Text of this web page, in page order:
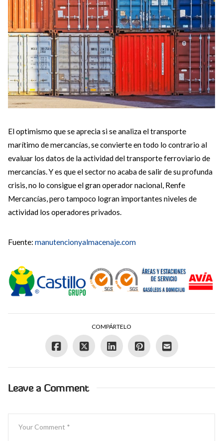
El optimismo que se aprecia si se analiza el transporte
marítimo de mercancías, se convierte en todo lo contrario al
evaluar los datos de la actividad del transporte ferroviario de
mercancías. Y es que el sector no acaba de salir de su profunda
crisis, no lo consigue el gran operador nacional, Renfe
Mercancías, pero tampoco logran importantes niveles de
actividad los operadores privados.
Fuente: manutencionyalmacenaje.com
COMPÁRTELO
Leave a Comment